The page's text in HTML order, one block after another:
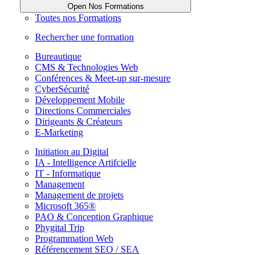
Open Nos Formations
Toutes nos Formations
Rechercher une formation
Bureautique
CMS & Technologies Web
Conférences & Meet-up sur-mesure
CyberSécurité
Développement Mobile
Directions Commerciales
Dirigeants & Créateurs
E-Marketing
Initiation au Digital
IA - Intelligence Artifcielle
IT - Informatique
Management
Management de projets
Microsoft 365®
PAO & Conception Graphique
Phygital Trip
Programmation Web
Référencement SEO / SEA